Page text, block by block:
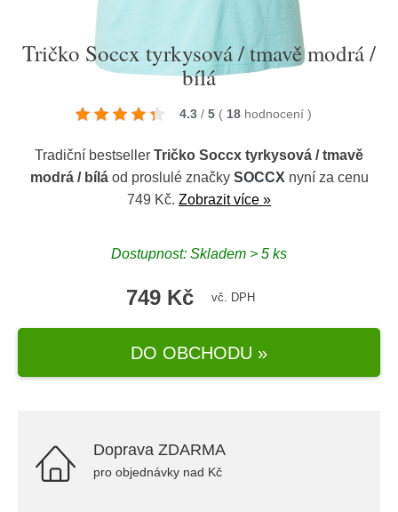
Tričko Soccx tyrkysová / tmavě modrá /
bílá
4.3 / 5 ( 18 hodnocení )
Tradiční bestseller Tričko Soccx tyrkysová / tmavě
modrá / bíláod proslulé značky SOCCX nyní za cenu
749 Kč. Zobrazit více »
Dostupnost: Skladem > 5 ks
749 Kč vč. DPH
DO OBCHODU »
Doprava ZDARMA
pro objednávky nad Kč